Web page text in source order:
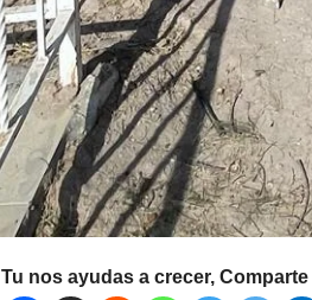
Tu nos ayudas a crecer,